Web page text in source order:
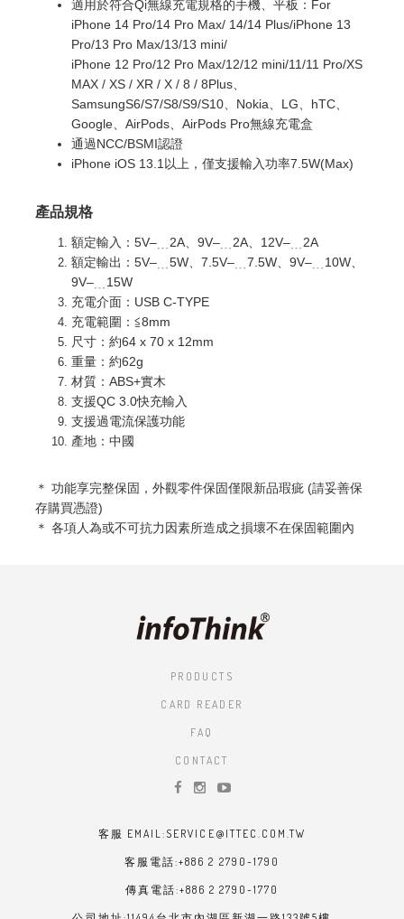
適用於符合Qi無線充電規格的手機、平板：For
iPhone 14 Pro/14 Pro Max/ 14/14 Plus/iPhone 13
Pro/13 Pro Max/13/13 mini/
iPhone 12 Pro/12 Pro Max/12/12 mini/11/11 Pro/XS
MAX / XS / XR / X / 8 / 8Plus、
SamsungS6/S7/S8/S9/S10、Nokia、LG、hTC、
Google、AirPods、AirPods Pro無線充電盒
通過NCC/BSMI認證
iPhone iOS 13.1以上，僅支援輸入功率7.5W(Max)
產品規格
額定輸入：5V–﹍2A、9V–﹍2A、12V–﹍2A
額定輸出：5V–﹍5W、7.5V–﹍7.5W、9V–﹍10W、
9V–﹍15W
充電介面：USB C-TYPE
充電範圍：≦8mm
尺寸：約64 x 70 x 12mm
重量：約62g
材質：ABS+實木
支援QC 3.0快充輸入
支援過電流保護功能
產地：中國
＊ 功能享完整保固，外觀零件保固僅限新品瑕疵 (請妥善保
存購買憑證)
＊ 各項人為或不可抗力因素所造成之損壞不在保固範圍內
PRODUCTS
CARD READER
FAQ
CONTACT
客服 EMAIL:SERVICE@ITTEC.COM.TW
客服電話:+886 2 2790-1790
傳真電話:+886 2 2790-1770